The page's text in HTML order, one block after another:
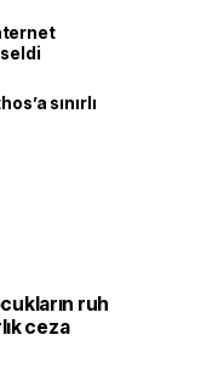
sınırlı
ruh
ceza